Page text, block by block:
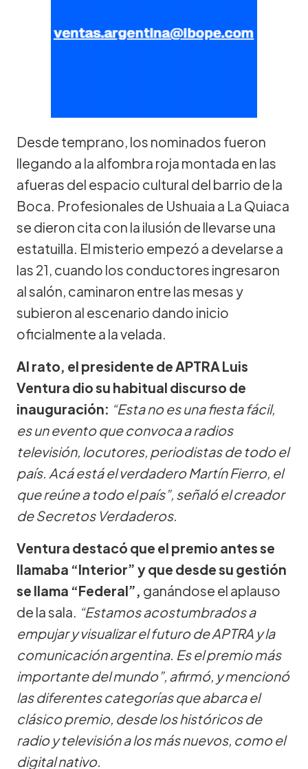
Desde temprano, los nominados fueron
llegando a la alfombra roja montada en las
afueras del espacio cultural del barrio de la
Boca. Profesionales de Ushuaia a La Quiaca
se dieron cita con la ilusión de llevarse una
estatuilla. El misterio empezó a develarse a
las 21, cuando los conductores ingresaron
al salón, caminaron entre las mesas y
subieron al escenario dando inicio
oficialmente a la velada.
Al rato, el presidente de APTRA Luis
Ventura dio su habitual discurso de
inauguración: “Esta no es una fiesta fácil,
es un evento que convoca a radios
televisión, locutores, periodistas de todo el
país. Acá está el verdadero Martín Fierro, el
que reúne a todo el país”, señaló el creador
de Secretos Verdaderos.
Ventura destacó que el premio antes se
llamaba “Interior” y que desde su gestión
se llama “Federal”, ganándose el aplauso
de la sala. “Estamos acostumbrados a
empujar y visualizar el futuro de APTRA y la
comunicación argentina. Es el premio más
importante del mundo”, afirmó, y mencionó
las diferentes categorías que abarca el
clásico premio, desde los históricos de
radio y televisión a los más nuevos, como el
digital nativo.